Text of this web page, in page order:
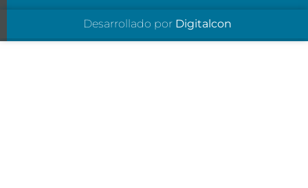
Desarrollado por Digitalcon